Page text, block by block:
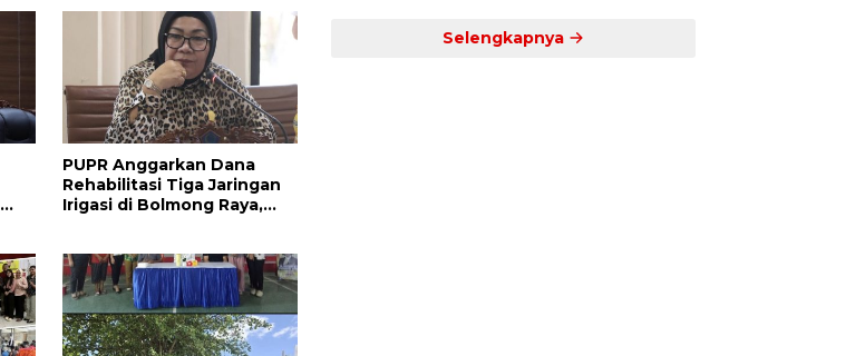
PUPR Anggarkan Dana
Rehabilitasi Tiga Jaringan
Irigasi di Bolmong Raya,
Selengkapnya